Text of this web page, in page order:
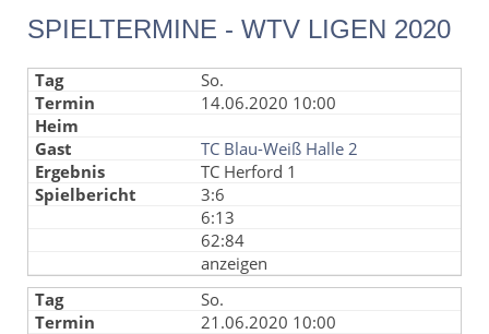
SPIELTERMINE - WTV LIGEN 2020
So.
14.06.2020 10:00
TC Blau-Weiß Halle 2
TC Herford 1
3:6
6:13
62:84
anzeigen
So.
21.06.2020 10:00